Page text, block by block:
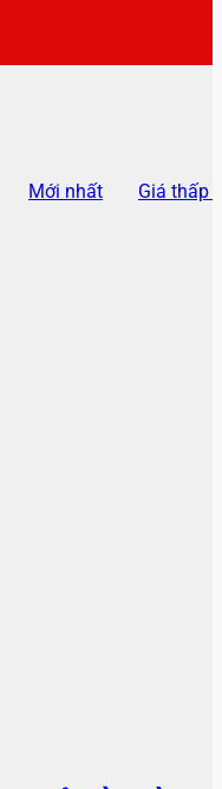
Mới nhất Giá thấp